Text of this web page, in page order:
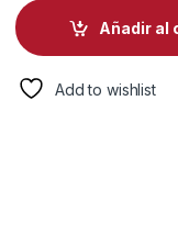
ZEBRA
Añadir al
Add to wishlist